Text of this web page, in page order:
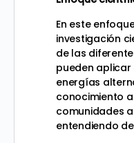
En este
investigación
de las
pueden aplicar
energías
conocimiento
comunidades
entendiendo